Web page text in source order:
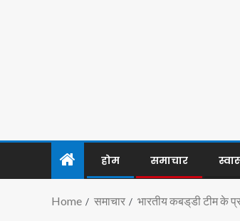
होम समाचार
Home समाचार भारतीय कबड्‌डी टीम के